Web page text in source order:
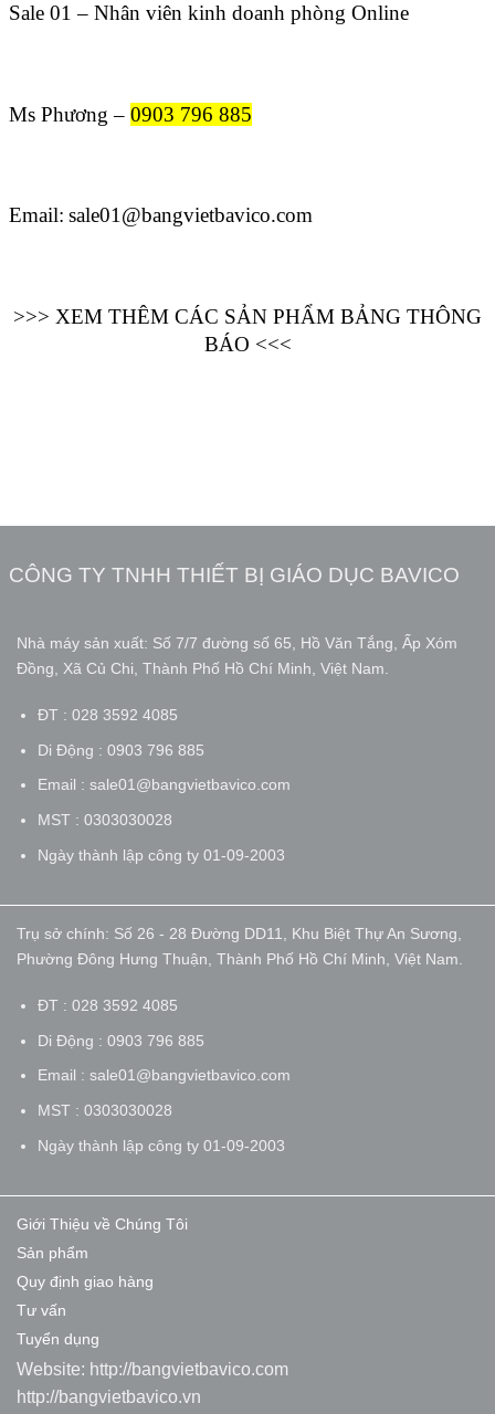
Sale 01 – Nhân viên kinh doanh phòng Online
Ms Phương – 0903 796 885
Email: sale01@bangvietbavico.com
>>> XEM THÊM CÁC SẢN PHẨM BẢNG THÔNG
BÁO <<<
CÔNG TY TNHH THIẾT BỊ GIÁO DỤC BAVICO
Nhà máy sản xuất: Số 7/7 đường số 65, Hồ Văn Tắng, Ấp Xóm
Đồng, Xã Củ Chi, Thành Phố Hồ Chí Minh, Việt Nam.
ĐT : 028 3592 4085
Di Động : 0903 796 885
Email : sale01@bangvietbavico.com
MST : 0303030028
Ngày thành lập công ty 01-09-2003
Trụ sở chính: Số 26 - 28 Đường DD11, Khu Biệt Thự An Sương,
Phường Đông Hưng Thuận, Thành Phố Hồ Chí Minh, Việt Nam.
ĐT : 028 3592 4085
Di Động : 0903 796 885
Email : sale01@bangvietbavico.com
MST : 0303030028
Ngày thành lập công ty 01-09-2003
Giới Thiệu về Chúng Tôi
Sản phẩm
Quy định giao hàng
Tư vấn
Tuyển dụng
Website: http://bangvietbavico.com
http://bangvietbavico.vn